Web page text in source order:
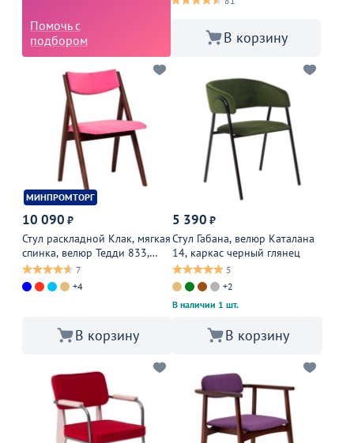
Помочь с
подбором
В корзину
МИНПРОМТОРГ
10 090 ₽
Стул раскладной Клак, мягкая
спинка, велюр Тедди 833,
каркас бук морилка
старинный орех
7
+4
В корзину
5 390 ₽
Стул Габана, велюр Каталана
14, каркас черный глянец
5
+2
В наличии 1 шт.
В корзину